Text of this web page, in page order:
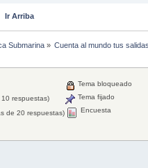
Ir Arriba
Submarina» Cuenta al mundo tus salidas
respuestas)
de 20 respuestas)
Tema bloqueado
Tema fijado
Encuesta